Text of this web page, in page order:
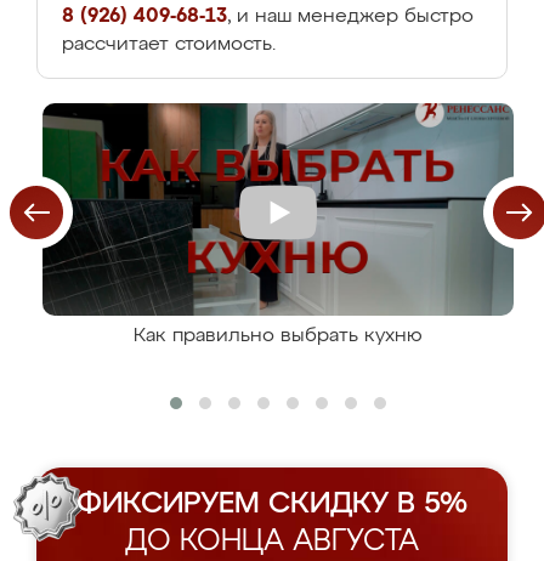
8 (926) 409-68-13, и наш менеджер быстро
рассчитает стоимость.
Как правильно выбрать кухню
ФИКСИРУЕМ СКИДКУ В 5%
ДО КОНЦА АВГУСТА